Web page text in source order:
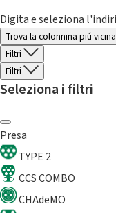
Digita e seleziona
Trova la colonnina piú vicina
Filtri
Filtri
Seleziona i filtri
Presa
TYPE 2
CCS COMBO
CHAdeMO